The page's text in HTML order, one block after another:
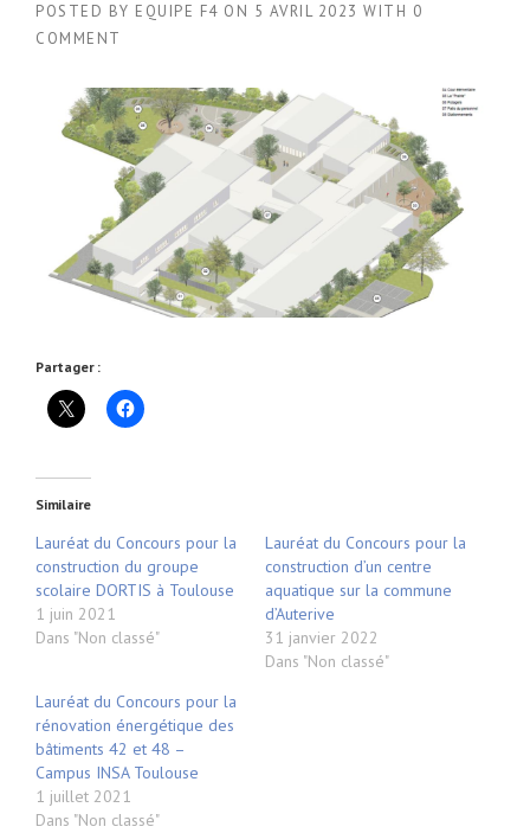
POSTED BY EQUIPE F4 ON 5 AVRIL 2023 WITH 0
COMMENT
Partager :
Similaire
Lauréat du Concours pour la
construction du groupe
scolaire DORTIS à Toulouse
1 juin 2021
Dans "Non classé"
Lauréat du Concours pour la
construction d’un centre
aquatique sur la commune
d’Auterive
31 janvier 2022
Dans "Non classé"
Lauréat du Concours pour la
rénovation énergétique des
bâtiments 42 et 48 –
Campus INSA Toulouse
1 juillet 2021
Dans "Non classé"